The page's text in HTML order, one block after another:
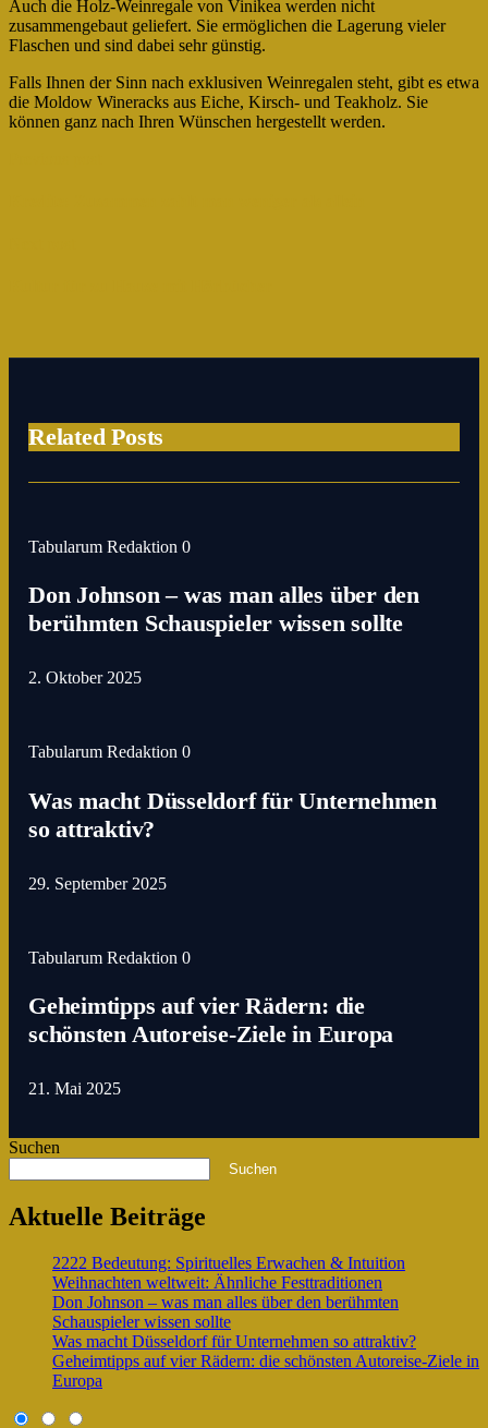
Auch die Holz-Weinregale von Vinikea werden nicht
zusammengebaut geliefert. Sie ermöglichen die Lagerung vieler
Flaschen und sind dabei sehr günstig.
Falls Ihnen der Sinn nach exklusiven Weinregalen steht, gibt es etwa
die Moldow Wineracks aus Eiche, Kirsch- und Teakholz. Sie
können ganz nach Ihren Wünschen hergestellt werden.
Related Posts
Tabularum Redaktion 0
Don Johnson – was man alles über den
berühmten Schauspieler wissen sollte
2. Oktober 2025
Tabularum Redaktion 0
Was macht Düsseldorf für Unternehmen
so attraktiv?
29. September 2025
Tabularum Redaktion 0
Geheimtipps auf vier Rädern: die
schönsten Autoreise-Ziele in Europa
21. Mai 2025
Suchen
Suchen
Aktuelle Beiträge
2222 Bedeutung: Spirituelles Erwachen & Intuition
Weihnachten weltweit: Ähnliche Festtraditionen
Don Johnson – was man alles über den berühmten
Schauspieler wissen sollte
Was macht Düsseldorf für Unternehmen so attraktiv?
Geheimtipps auf vier Rädern: die schönsten Autoreise-Ziele in
Europa